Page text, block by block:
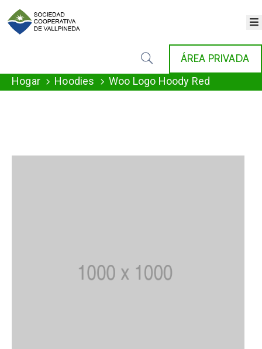
×
SERVICIOS
CONTACTO
ÁREA PRIVADA
Hogar Hoodies Woo Logo Hoody Red